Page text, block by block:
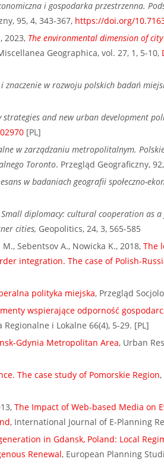
i gospodarka przestrzenna.
95, 4, 343-367, https://doi.org/
2023, The environmental dimension of
Geographica, vol. 27, 1, 5-10,
znaczenie w rozwoju polskich badań
strategies and new urban development
[PL]
w zarządzaniu metropolitalnym.
Toronto. Przegląd Geograficzny,
w badaniach geografii społeczno-
Small diplomacy: cultural cooperation as
cities, Geopolitics, 24, 3, 565-585
Sebentsov A., Nowicka K., 2018, The
integration. The case of Polish-
polityka miejska, Przegląd
wspierające odporność
Regionalne i Lokalne 66(4), 5-29. [PL]
Gdynia Metropolitan Area, Urban
The case study of Pomorskie Region
The Impact of Web-based Media on
, International Journal of E-Planning
in Gdansk, Poland: Local
Renewal, European Planning